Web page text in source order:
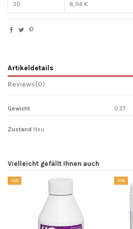
30 8,94 €
Artikeldetails
Reviews(0)
Gewicht 0.27
Zustand Neu
Vielleicht gefällt Ihnen auch
-10% -10%